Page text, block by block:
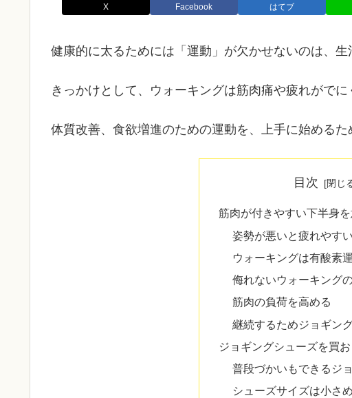
X Facebook はてブ
健康的に太るためには「運動」が欠かせないのは、
きっかけとして、ウォーキングは筋肉痛や疲れがでに
体質改善、食欲増進のための運動を、上手に始めるた
目次
筋肉が付きやすい下半身
姿勢が悪いと疲れやすい
ウォーキングは有酸素
侮れないウォーキング
筋肉の負荷を高める
継続するためジョギン
ジョギングシューズを買お
普段づかいもできるジ
シューズサイズは小さ